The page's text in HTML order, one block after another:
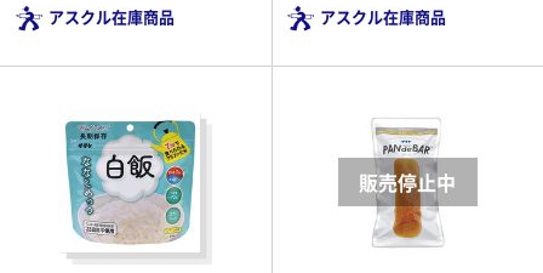
アスクル在庫商品
アスクル在庫商品